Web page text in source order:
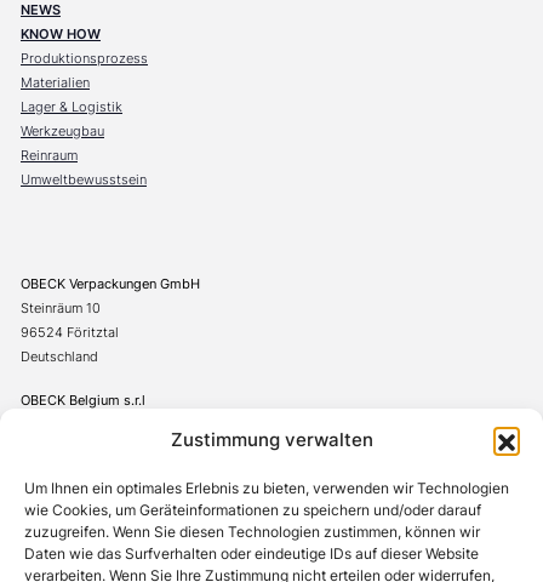
Zustimmung verwalten
Um Ihnen ein optimales Erlebnis zu bieten, verwenden wir Technologien
wie Cookies, um Geräteinformationen zu speichern und/oder darauf
zuzugreifen. Wenn Sie diesen Technologien zustimmen, können wir
Daten wie das Surfverhalten oder eindeutige IDs auf dieser Website
verarbeiten. Wenn Sie Ihre Zustimmung nicht erteilen oder widerrufen,
NEWS
KNOW HOW
Produktionsprozess
Materialien
Lager & Logistik
Werkzeugbau
Reinraum
Umweltbewusstsein
OBECK Verpackungen GmbH
Steinräum 10
96524 Föritztal
Deutschland
OBECK Belgium s.r.l
+49(0)367542706-0